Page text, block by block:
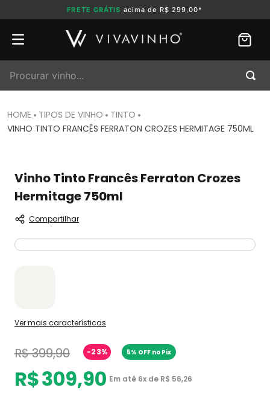
FRETE GRÁTIS acima de R$ 299,00*
TIPOS DE VINHO
TINTO
VINHO TINTO FRANCÊS FERRATON CROZES HERMITAGE 750ML
Vinho Tinto Francês Ferraton Crozes
Hermitage 750ml
Compartilhar
Ver mais características
R$399,90 -23% 5% OFF no Pix
R$309,90 Em até 6x de R$ 56,26